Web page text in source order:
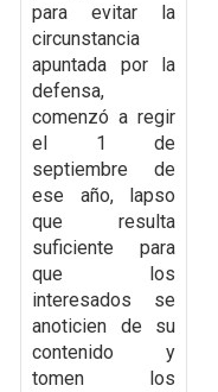
para evitar la
circunstancia
apuntada por la
defensa,
comenzó a regir
el 1 de
septiembre de
ese año, lapso
que resulta
suficiente para
que los
interesados se
anoticien de su
contenido y
tomen los